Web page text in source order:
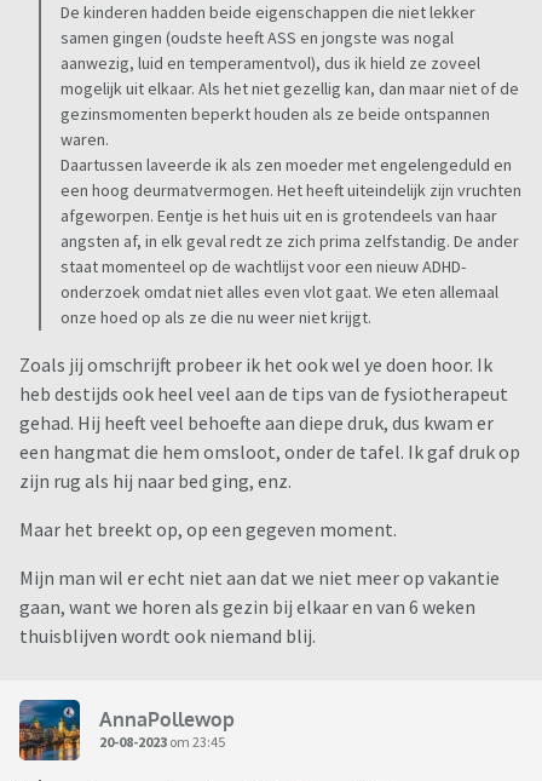
Onze kinderen zijn dus inmiddels allebei bang, durven niet
alleen naar het toilet (want misschien krijgen ze de deur niet
open), durven niet alleen bij de tent te zijn als een van ons
toevallig boodschappen aan het doen is en de ander naar het
toilet moet. Met als gevolg dat je dus niet even alleen naar
het toilet kan. Ze durven niet alleen naar de speeltuin, enz.
Daarnaast maken ze werkelijk heel de dag ruzie!
Wat wij ook zeggen/doen!
Wat hebben we de afgelopen 7 jaar al gedaan: verschillende
manieren van omgaan met (straffen/juist niet
straffen/meegaand zijn met de angsten, ze leren dat ze niet
bang hoeven te zijn door ze zelf oplossingen te laten
bedenken, te laten relativeren). Hulp gevraagd via
kinderarts, gezinscoach, fysiotherapeut, huisarts,
consultatiebureau, ouders en vrienden).
gedrag van onze kinderen.
Ik schrijf zo even verder, ben bang dat ik dit hele bericht
anders per ongeluk wis.
De kinderen hadden beide eigenschappen die niet lekker
samen gingen (oudste heeft ASS en jongste was nogal
aanwezig, luid en temperamentvol), dus ik hield ze zoveel
mogelijk uit elkaar. Als het niet gezellig kan, dan maar niet of de
gezinsmomenten beperkt houden als ze beide ontspannen
waren.
Daartussen laveerde ik als zen moeder met engelengeduld en
een hoog deurmatvermogen. Het heeft uiteindelijk zijn vruchten
afgeworpen. Eentje is het huis uit en is grotendeels van haar
angsten af, in elk geval redt ze zich prima zelfstandig. De ander
staat momenteel op de wachtlijst voor een nieuw ADHD-
onderzoek omdat niet alles even vlot gaat. We eten allemaal
onze hoed op als ze die nu weer niet krijgt.
Zoals jij omschrijft probeer ik het ook wel ye doen hoor. Ik
heb destijds ook heel veel aan de tips van de fysiotherapeut
gehad. Hij heeft veel behoefte aan diepe druk, dus kwam er
een hangmat die hem omsloot, onder de tafel. Ik gaf druk op
zijn rug als hij naar bed ging, enz.
Maar het breekt op, op een gegeven moment.
Mijn man wil er echt niet aan dat we niet meer op vakantie
gaan, want we horen als gezin bij elkaar en van 6 weken
thuisblijven wordt ook niemand blij.
AnnaPollewop
20-08-2023 om 23:45